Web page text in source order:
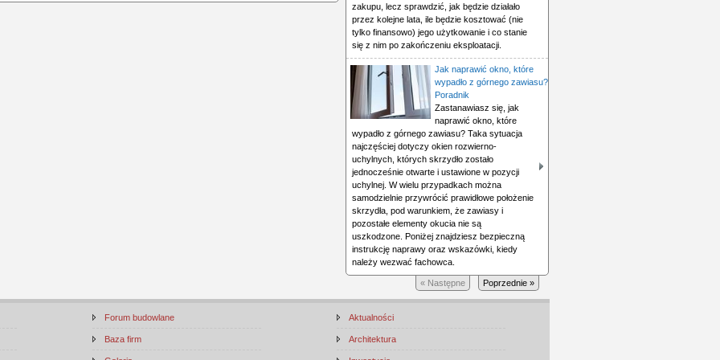
zakupu, lecz sprawdzić, jak będzie działało
przez kolejne lata, ile będzie kosztować (nie
tylko finansowo) jego użytkowanie i co stanie
się z nim po zakończeniu eksploatacji.
Jak naprawić okno, które
wypadło z górnego zawiasu?
Poradnik
Zastanawiasz się, jak
naprawić okno, które
wypadło z górnego zawiasu? Taka sytuacja
najczęściej dotyczy okien rozwierno-
uchylnych, których skrzydło zostało
jednocześnie otwarte i ustawione w pozycji
uchylnej. W wielu przypadkach można
samodzielnie przywrócić prawidłowe położenie
skrzydła, pod warunkiem, że zawiasy i
pozostałe elementy okucia nie są
uszkodzone. Poniżej znajdziesz bezpieczną
instrukcję naprawy oraz wskazówki, kiedy
należy wezwać fachowca.
Poprzednie »
« Następne
Forum budowlane
Baza firm
Aktualności
Architektura